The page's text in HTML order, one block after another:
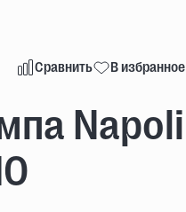
Сравнить В избранное
Napoli